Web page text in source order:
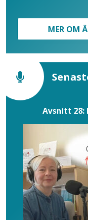
MER OM
Avsnitt 28: